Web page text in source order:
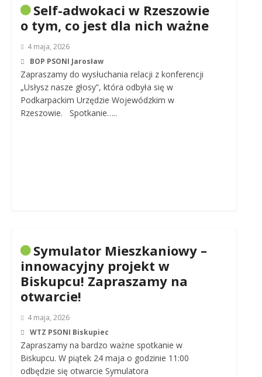
Self-adwokaci w Rzeszowie
o tym, co jest dla nich ważne
4 maja, 2026
BOP PSONI Jarosław
Zapraszamy do wysłuchania relacji z konferencji
„Usłysz nasze głosy”, która odbyła się w
Podkarpackim Urzędzie Wojewódzkim w
Rzeszowie. Spotkanie…..
Symulator Mieszkaniowy –
innowacyjny projekt w
Biskupcu! Zapraszamy na
otwarcie!
4 maja, 2026
WTZ PSONI Biskupiec
Zapraszamy na bardzo ważne spotkanie w
Biskupcu. W piątek 24 maja o godzinie 11:00
odbędzie się otwarcie Symulatora